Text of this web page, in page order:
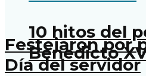
10 hitos del
Benedicto
Festejaron por
Día del servidor